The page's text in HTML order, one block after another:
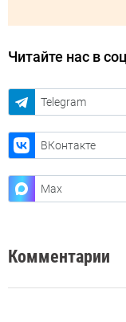
Читайте нас в
Telegram
ВКонтакте
Max
Комментарии